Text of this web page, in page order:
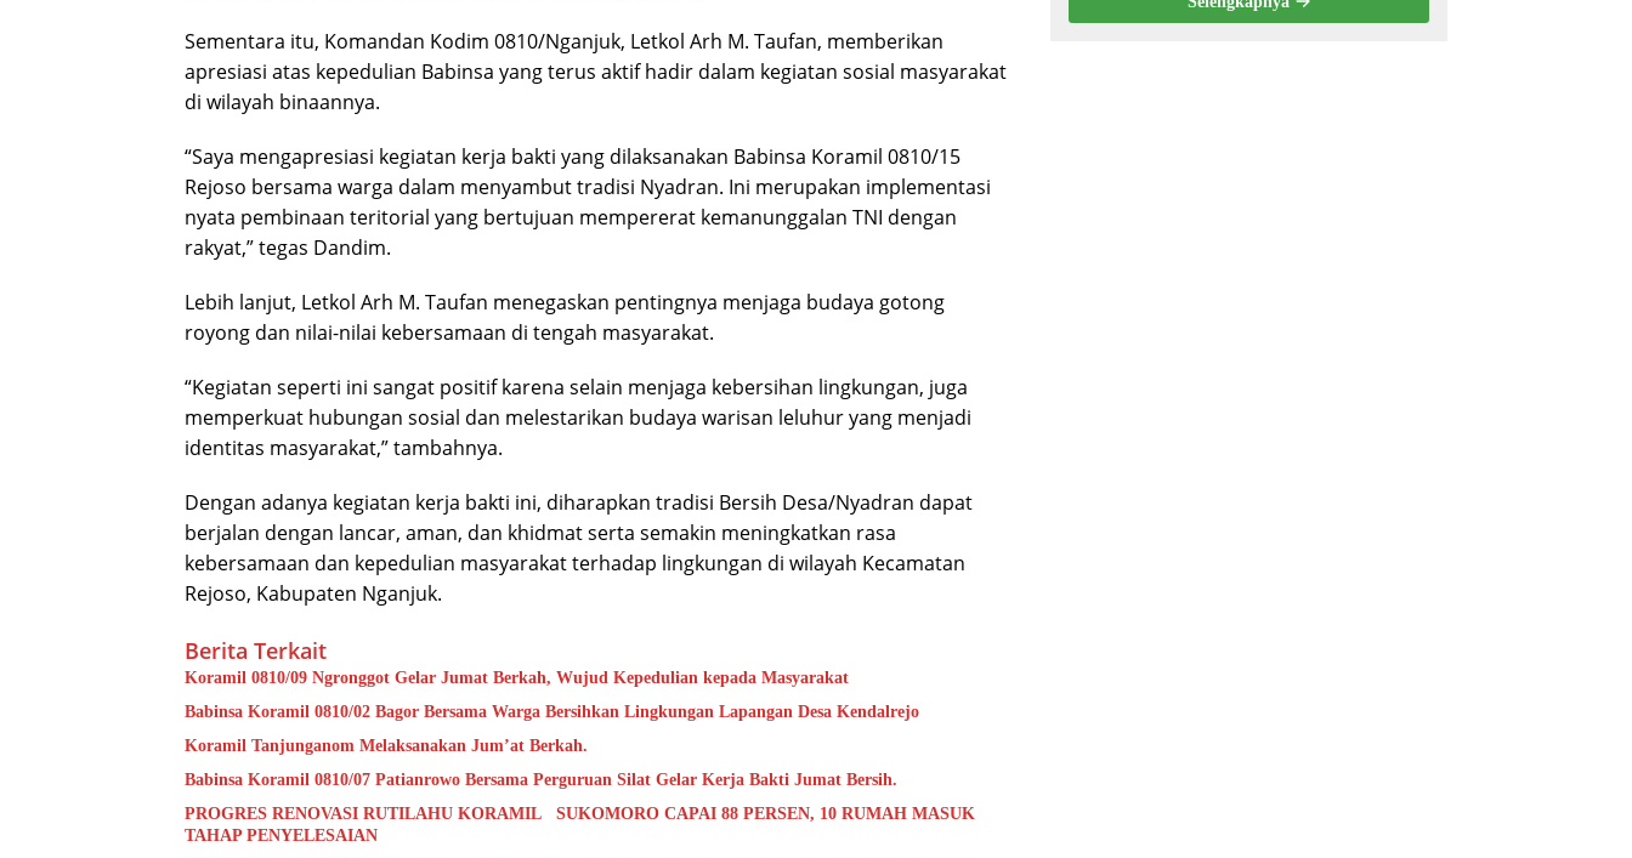
Sementara itu, Komandan Kodim 0810/Nganjuk, Letkol Arh M. Taufan, memberikan
apresiasi atas kepedulian Babinsa yang terus aktif hadir dalam kegiatan sosial masyarakat
di wilayah binaannya.
“Saya mengapresiasi kegiatan kerja bakti yang dilaksanakan Babinsa Koramil 0810/15
Rejoso bersama warga dalam menyambut tradisi Nyadran. Ini merupakan implementasi
nyata pembinaan teritorial yang bertujuan mempererat kemanunggalan TNI dengan
rakyat,” tegas Dandim.
Lebih lanjut, Letkol Arh M. Taufan menegaskan pentingnya menjaga budaya gotong
royong dan nilai-nilai kebersamaan di tengah masyarakat.
“Kegiatan seperti ini sangat positif karena selain menjaga kebersihan lingkungan, juga
memperkuat hubungan sosial dan melestarikan budaya warisan leluhur yang menjadi
identitas masyarakat,” tambahnya.
Dengan adanya kegiatan kerja bakti ini, diharapkan tradisi Bersih Desa/Nyadran dapat
berjalan dengan lancar, aman, dan khidmat serta semakin meningkatkan rasa
kebersamaan dan kepedulian masyarakat terhadap lingkungan di wilayah Kecamatan
Rejoso, Kabupaten Nganjuk.
Berita Terkait
Koramil 0810/09 Ngronggot Gelar Jumat Berkah, Wujud Kepedulian kepada Masyarakat
Babinsa Koramil 0810/02 Bagor Bersama Warga Bersihkan Lingkungan Lapangan Desa Kendalrejo
Koramil Tanjunganom Melaksanakan Jum’at Berkah.
Babinsa Koramil 0810/07 Patianrowo Bersama Perguruan Silat Gelar Kerja Bakti Jumat Bersih.
PROGRES RENOVASI RUTILAHU KORAMIL SUKOMORO CAPAI 88 PERSEN, 10 RUMAH MASUK
TAHAP PENYELESAIAN